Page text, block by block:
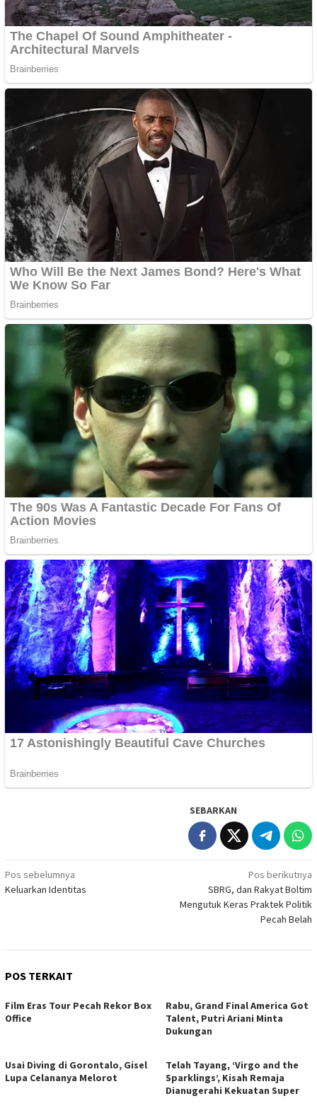
SEBARKAN
Navigasi
pos
Pos sebelumnya
Keluarkan Identitas
Pos berikutnya
SBRG, dan Rakyat Boltim
Mengutuk Keras Praktek Politik
Pecah Belah
POS TERKAIT
Film Eras Tour Pecah Rekor Box
Office
Rabu, Grand Final America Got
Talent, Putri Ariani Minta
Dukungan
Usai Diving di Gorontalo, Gisel
Lupa Celananya Melorot
Telah Tayang, ‘Virgo and the
Sparklings’, Kisah Remaja
Dianugerahi Kekuatan Super